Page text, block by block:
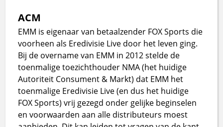
ACM
EMM is eigenaar van betaalzender FOX Sports die
voorheen als Eredivisie Live door het leven ging.
Bij de overname van EMM in 2012 stelde de
toenmalige toezichthouder NMA (het huidige
Autoriteit Consument & Markt) dat EMM het
toenmalige Eredivisie Live (en dus het huidige
FOX Sports) vrij gezegd onder gelijke beginselen
en voorwaarden aan alle distributeurs moest